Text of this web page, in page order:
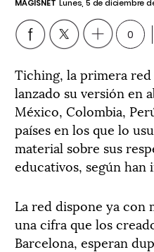
MAGISNET Lunes, 5 de diciembre
0
Tiching, la primera
lanzado su versión en
México, Colombia,
países en los que lo
material sobre sus
educativos, según han
La red dispone ya con
una cifra que los
Barcelona, esperan